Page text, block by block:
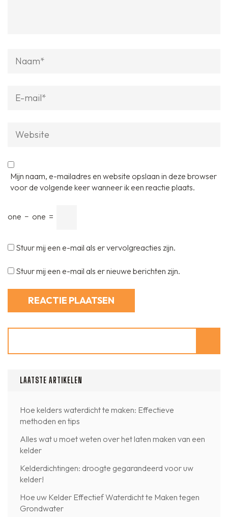
mail*
Mijn naam, e-mailadres en website opslaan in deze browser
voor de volgende keer wanneer ik een reactie plaats.
one − one =
Stuur mij een e-mail als er vervolgreacties zijn.
Stuur mij een e-mail als er nieuwe berichten zijn.
LAATSTE ARTIKELEN
Hoe kelders waterdicht te maken: Effectieve
methoden en tips
Alles wat u moet weten over het laten maken van een
kelder
Kelderdichtingen: droogte gegarandeerd voor uw
kelder!
Hoe uw Kelder Effectief Waterdicht te Maken tegen
Grondwater